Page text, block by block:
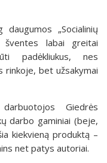
„Socialinių
šventes labai greitai
padėkliukus, nes
rinkoje, bet užsakymai
Giedrės
darbo gaminiai (beje,
kiekvieną produktą –
net patys autoriai.